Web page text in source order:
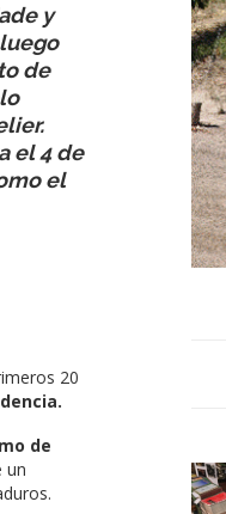
y
de
el 4 de
el
20
de
un